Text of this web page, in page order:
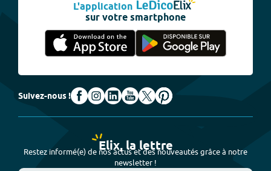
L'application
sur votre smartphone
Suivez-nous !
Elix, la lettre
Restez informé(e) de nos actus et des nouveautés grâce à notre
newsletter !